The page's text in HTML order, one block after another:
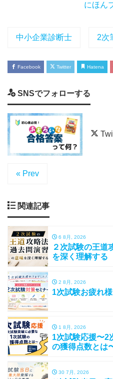
にほん
中小企業診断士 2次
Facebook Twitter Hatena
SNSでフォローする
« Prev
関連記事
6 8月, 2026
２次試験の王道
を深く理解する
2 8月, 2026
1次試験お疲れ
1 8月, 2026
1次試験応援〜2
の獲得点数とは
30 7月, 2026